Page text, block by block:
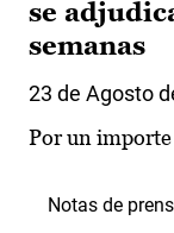
se
semanas
23 de Agosto
Por un
Notas de